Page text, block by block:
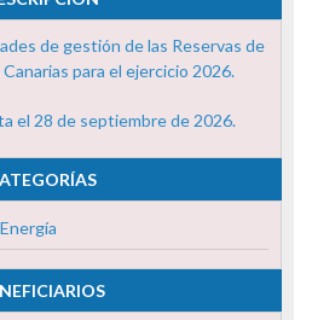
de gestión de las Reservas de
para el ejercicio 2026.
el 28 de septiembre de 2026.